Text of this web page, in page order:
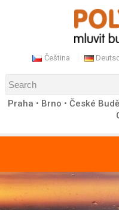
Čeština
Praha • Brno • České